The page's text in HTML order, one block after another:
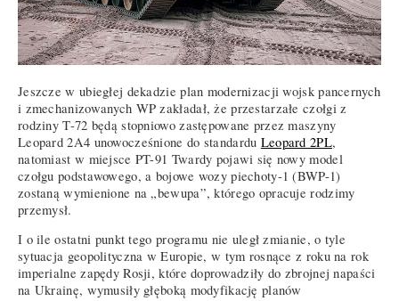
Jeszcze w ubiegłej dekadzie plan modernizacji wojsk pancernych
i zmechanizowanych WP zakładał, że przestarzałe czołgi z
rodziny T-72 będą stopniowo zastępowane przez maszyny
Leopard 2A4 unowocześnione do standardu Leopard 2PL,
natomiast w miejsce PT-91 Twardy pojawi się nowy model
czołgu podstawowego, a bojowe wozy piechoty-1 (BWP-1)
zostaną wymienione na „bewupa”, którego opracuje rodzimy
przemysł.
I o ile ostatni punkt tego programu nie uległ zmianie, o tyle
sytuacja geopolityczna w Europie, w tym rosnące z roku na rok
imperialne zapędy Rosji, które doprowadziły do zbrojnej napaści
na Ukrainę, wymusiły głęboką modyfikację planów